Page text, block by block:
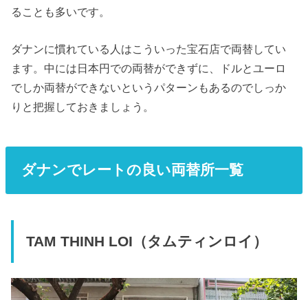
ることも多いです。
ダナンに慣れている人はこういった宝石店で両替してい
ます。中には日本円での両替ができずに、ドルとユーロ
でしか両替ができないというパターンもあるのでしっか
りと把握しておきましょう。
ダナンでレートの良い両替所一覧
TAM THINH LOI（タムティンロイ）